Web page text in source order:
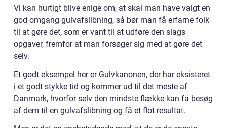
Vi kan hurtigt blive enige om, at skal man have valgt en
god omgang gulvafslibning, så bør man få erfarne folk
til at gøre det, som er vant til at udføre den slags
opgaver, fremfor at man forsøger sig med at gøre det
selv.
Et godt eksempel her er Gulvkanonen, der har eksisteret
i et godt stykke tid og kommer ud til det meste af
Danmark, hvorfor selv den mindste flække kan få besøg
af dem til en gulvafslibning og få et flot resultat.